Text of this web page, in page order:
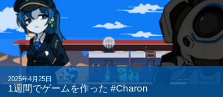
2025年4月25日
1週間でゲームを作った #Charon